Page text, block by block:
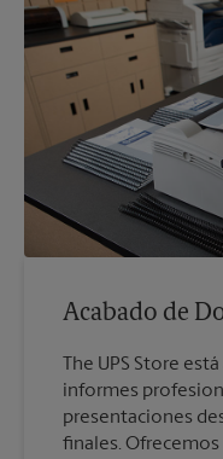
Acabado de
The UPS Store
informes
presentaciones
finales.